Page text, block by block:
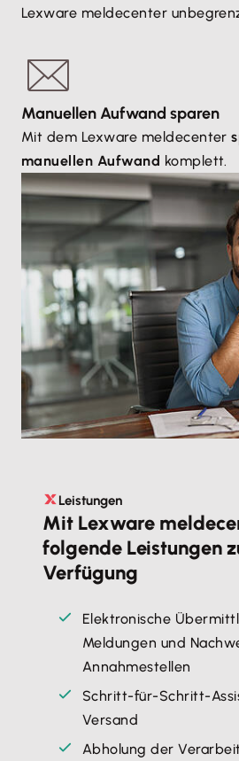
Lexware meldecenter
Manuellen Aufwand sparen
Mit dem Lexware meldecenter
manuellen Aufwand komplett.
Leistungen
Mit Lexware
folgende Leistungen
Verfügung
Elektronische
Meldungen und
Annahmestellen
Schritt-für-Schritt-
Versand
Abholung der